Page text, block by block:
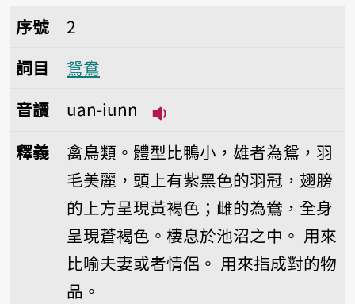
序號2鴛鴦
序號
2
詞目
鴛鴦
音讀
uan-iunn
釋義
禽鳥類。體型比鴨小，雄者為鴛，羽
毛美麗，頭上有紫黑色的羽冠，翅膀
的上方呈現黃褐色；雌的為鴦，全身
呈現蒼褐色。棲息於池沼之中。 用來
比喻夫妻或者情侶。 用來指成對的物
品。